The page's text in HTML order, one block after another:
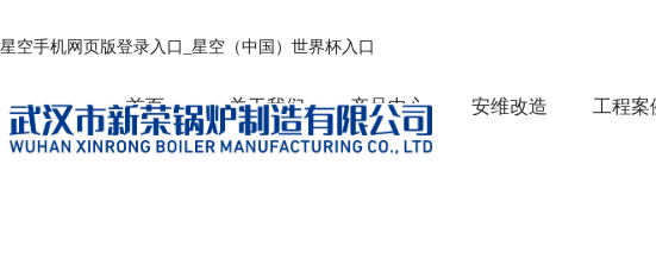
星空手机网页版登录入口_星空（中国）世界杯入口
首页 关于我们 产品中心 安维改造 工程案